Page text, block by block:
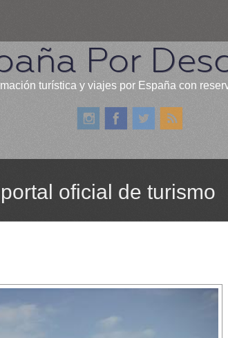
Por
turística y viajes por España con
oficial de turismo